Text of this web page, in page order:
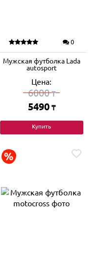
0
Мужская футболка Lada
autosport
Цена:
6000₸
5490 ₸
Купить